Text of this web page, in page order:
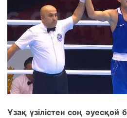
Ұзақ үзілістен соң әуесқой